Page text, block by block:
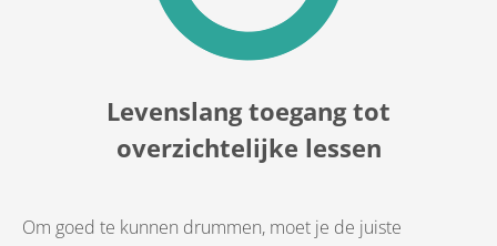
Levenslang toegang tot
overzichtelijke lessen
Om goed te kunnen drummen, moet je de juiste